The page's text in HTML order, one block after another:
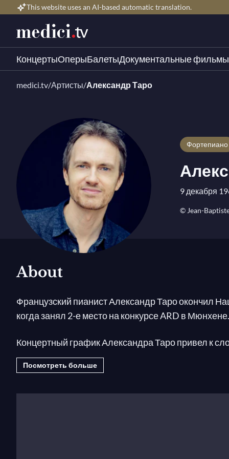
This website uses an AI-based automatic translation.
КонцертыОперыБалетыДокументальные фильмы
medici.tv/Артисты/Александр Таро
Фортепиано
9 декабря
© Jean-
About
Французский пианист Александр Таро окончил
когда занял 2-е место на конкурсе ARD в Мюнхене.
Концертный график Александра Таро привел к
Normandie»; программа Сати с певцом и
Брюсселе; и заказы от молодых композиторов
Посмотреть больше